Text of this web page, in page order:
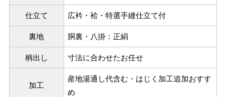
パターンオーダー（弊社規定のS～LLサイズより、身長・
ヒップを目安にサイズをお選びいただく）
マイサイズでお仕立て（お客様の希望サイズでお仕立て）
店舗で採寸（お近くの店舗でスタッフが採寸）
仕立て 広衿・袷・特選手縫仕立て付
裏地 胴裏・八掛：正絹
柄出し 寸法に合わせたお任せ
加工
産地湯通し代含む・はじく加工追加おすす
め